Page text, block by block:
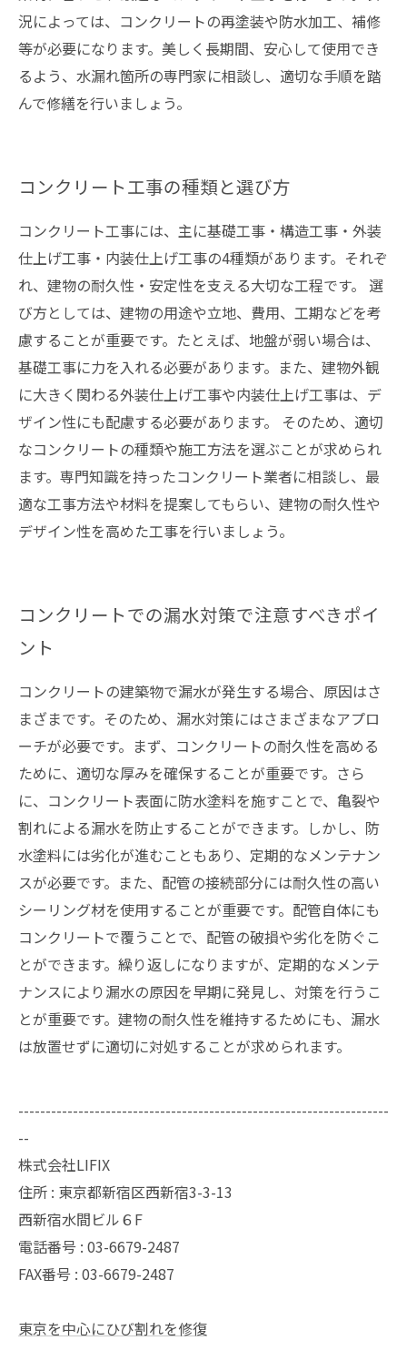
況によっては、コンクリートの再塗装や防水加工、補修
等が必要になります。美しく長期間、安心して使用でき
るよう、水漏れ箇所の専門家に相談し、適切な手順を踏
んで修繕を行いましょう。
コンクリート工事の種類と選び方
コンクリート工事には、主に基礎工事・構造工事・外装
仕上げ工事・内装仕上げ工事の4種類があります。それぞ
れ、建物の耐久性・安定性を支える大切な工程です。 選
び方としては、建物の用途や立地、費用、工期などを考
慮することが重要です。たとえば、地盤が弱い場合は、
基礎工事に力を入れる必要があります。また、建物外観
に大きく関わる外装仕上げ工事や内装仕上げ工事は、デ
ザイン性にも配慮する必要があります。 そのため、適切
なコンクリートの種類や施工方法を選ぶことが求められ
ます。専門知識を持ったコンクリート業者に相談し、最
適な工事方法や材料を提案してもらい、建物の耐久性や
デザイン性を高めた工事を行いましょう。
コンクリートでの漏水対策で注意すべきポイ
ント
コンクリートの建築物で漏水が発生する場合、原因はさ
まざまです。そのため、漏水対策にはさまざまなアプロ
ーチが必要です。まず、コンクリートの耐久性を高める
ために、適切な厚みを確保することが重要です。さら
に、コンクリート表面に防水塗料を施すことで、亀裂や
割れによる漏水を防止することができます。しかし、防
水塗料には劣化が進むこともあり、定期的なメンテナン
スが必要です。また、配管の接続部分には耐久性の高い
シーリング材を使用することが重要です。配管自体にも
コンクリートで覆うことで、配管の破損や劣化を防ぐこ
とができます。繰り返しになりますが、定期的なメンテ
ナンスにより漏水の原因を早期に発見し、対策を行うこ
とが重要です。建物の耐久性を維持するためにも、漏水
は放置せずに適切に対処することが求められます。
--------------------------------------------------------------------
--
株式会社LIFIX
住所 : 東京都新宿区西新宿3-3-13
西新宿水間ビル６F
電話番号 : 03-6679-2487
FAX番号 : 03-6679-2487
東京を中心にひび割れを修復